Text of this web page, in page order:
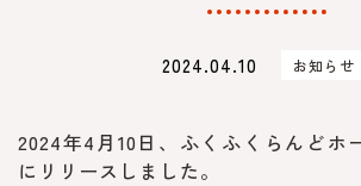
2024.04.10 お知らせ
2024年4月10日、ふくふくらんどホ
にリリースしました。